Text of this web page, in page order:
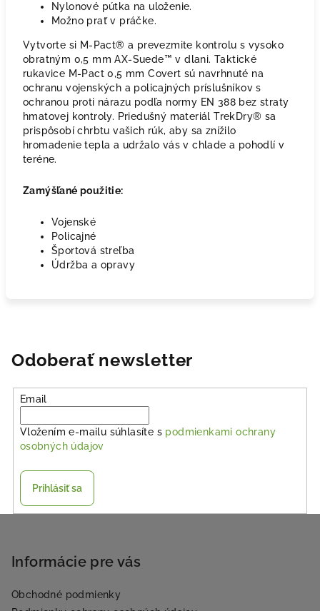
Nylonové pútka na uloženie.
Možno prať v práčke.
Vytvorte si M-Pact® a prevezmite kontrolu s vysoko
obratným 0,5 mm AX-Suede™ v dlani. Taktické
rukavice M-Pact 0,5 mm Covert sú navrhnuté na
ochranu vojenských a policajných príslušníkov s
ochranou proti nárazu podľa normy EN 388 bez straty
hmatovej kontroly. Priedušný materiál TrekDry® sa
prispôsobí chrbtu vašich rúk, aby sa znížilo
hromadenie tepla a udržalo vás v chlade a pohodlí v
teréne.
Zamýšľané použitie:
Vojenské
Policajné
Športová streľba
Údržba a opravy
Odoberať newsletter
Email
Vložením e-mailu súhlasíte s podmienkami ochrany
osobných údajov
Prihlásiť sa
Informácie pre vás
Obchodné podmienky